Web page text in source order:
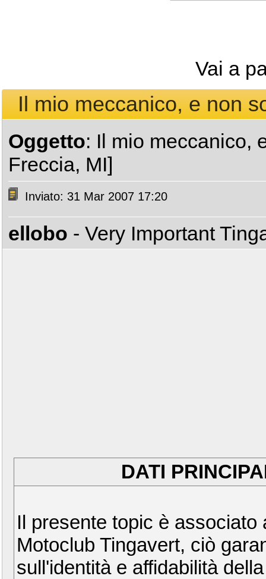
Vai a
Il mio meccanico, e non
Oggetto: Il mio meccanico,
Freccia, MI]
Inviato: 31 Mar 2007 17:20
ellobo - Very Important
DATI
Il presente topic è
Motoclub Tingavert, ciò
sull'identità e affidabilità